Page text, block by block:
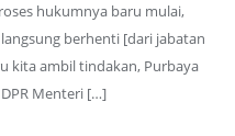
hukumnya baru mulai,
berhenti [dari jabatan
kita ambil tindakan, Purbaya
Menteri […]